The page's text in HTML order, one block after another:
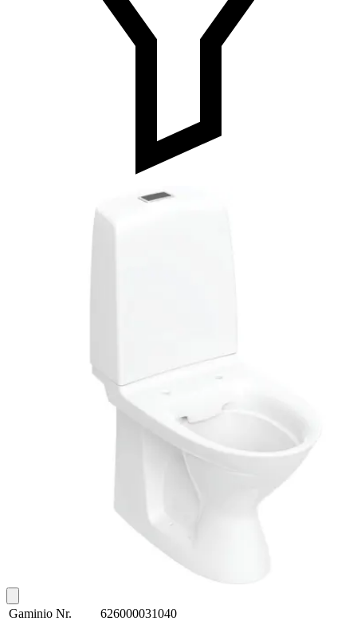
Gaminio Nr. 626000031040